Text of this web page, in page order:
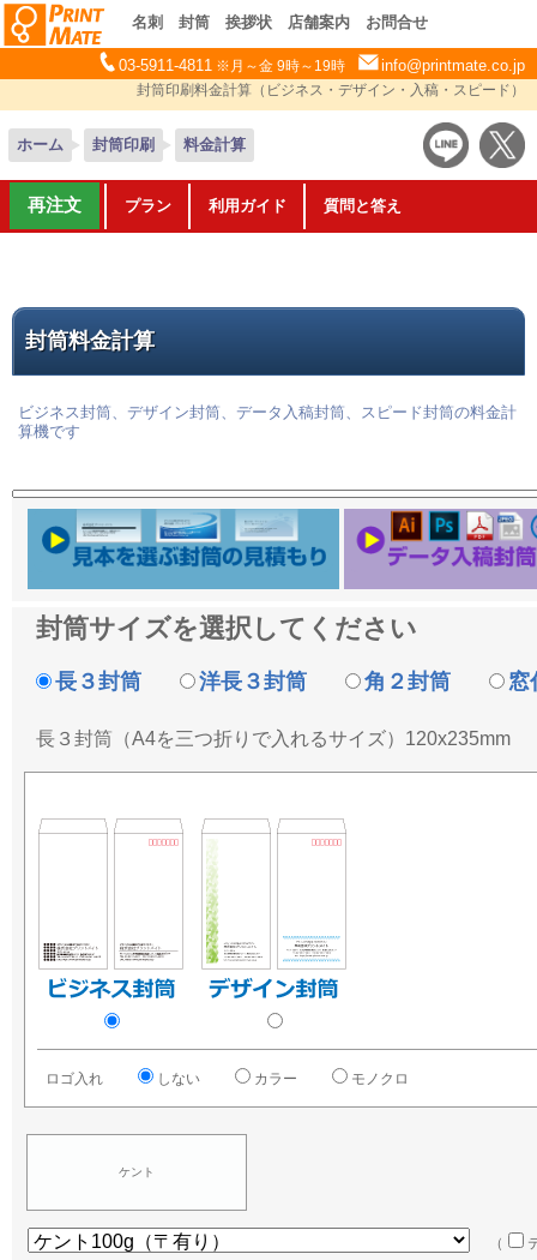
名刺 封筒 挨拶状 店舗案内 お問合せ
03-5911-4811 ※月～金 9時～19時 info@printmate.co.jp
封筒印刷料金計算（ビジネス・デザイン・入稿・スピード）
ホーム 封筒印刷 料金計算
再注文 プラン 利用ガイド 質問と答え
封筒料金計算
ビジネス封筒、デザイン封筒、データ入稿封筒、スピード封筒の料金計
算機です
封筒サイズを選択してください
長３封筒 洋長３封筒 角２封筒 窓
長３封筒（A4を三つ折りで入れるサイズ）120x235mm
ロゴ入れ しない カラー モノクロ
ケント
（